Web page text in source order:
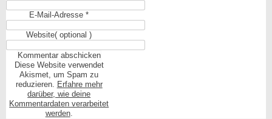
E-Mail-Adresse*
Website( optional )
Diese Website verwendet
Akismet, um Spam zu
reduzieren. Erfahre mehr
darüber, wie deine
Kommentardaten verarbeitet
werden.